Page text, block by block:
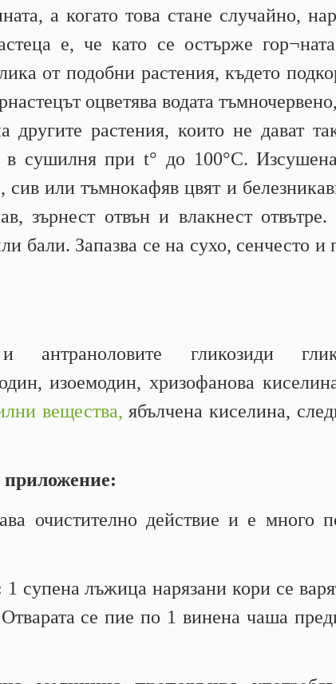
а когато това стане случайно,
е, че като се остърже
от подобни растения, където
оцветява водата
другите растения, които не дават
сушилня при t° до 100°С.
сив или тъмнокафяв цвят и
зърнест отвън и влакнест
бали. Запазва се на сухо, сенчесто и
антраноловите гликозиди
изоемодин, хризофанова
вещества, ябълчена киселина,
приложение:
очистително действие и е много
1 супена лъжица нарязани кори се
се пие по 1 винена чаша